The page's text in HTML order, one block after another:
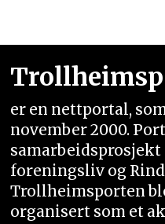
er en nettportal,
november 2000.
foreningsliv og
Trollheimsporten
organisert som et